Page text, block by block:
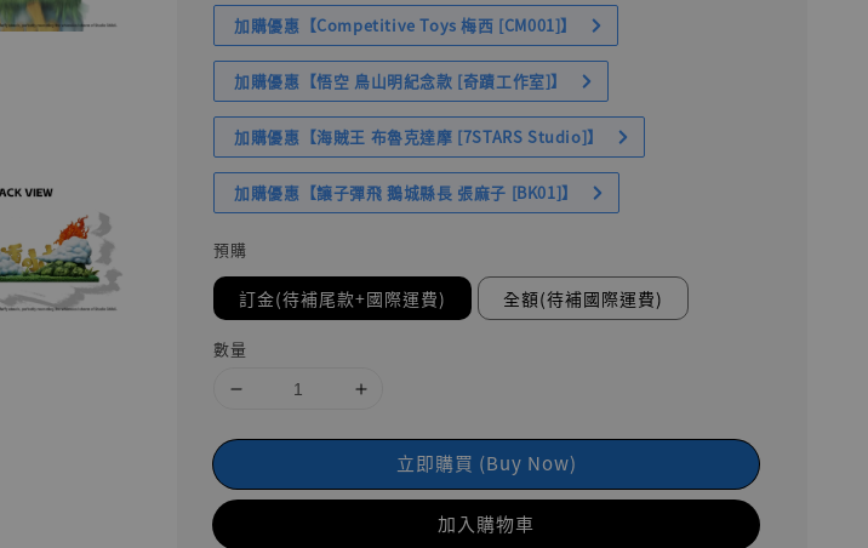
加購優惠【Competitive Toys 梅西 [CM001]】
加購優惠【悟空 鳥山明紀念款 [奇蹟工作室]】
加購優惠【海賊王 布魯克達摩 [7STARS Studio]】
加購優惠【讓子彈飛 鵝城縣長 張麻子 [BK01]】
預購
訂金(待補尾款+國際運費) 全額(待補國際運費)
數量
立即購買 (Buy Now)
加入購物車